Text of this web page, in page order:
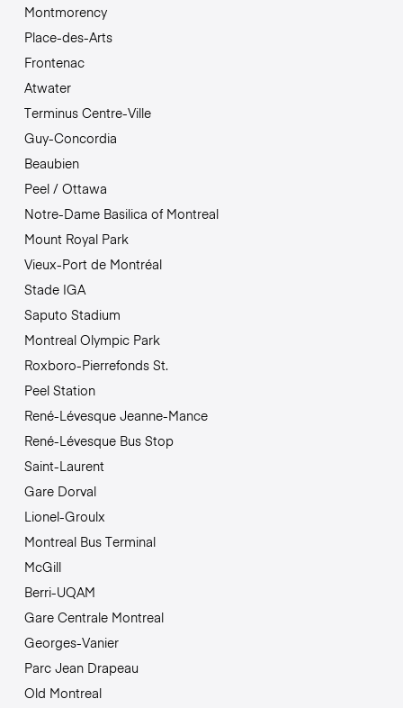
Montmorency
Place-des-Arts
Frontenac
Atwater
Terminus Centre-Ville
Guy-Concordia
Beaubien
Peel / Ottawa
Notre-Dame Basilica of Montreal
Mount Royal Park
Vieux-Port de Montréal
Stade IGA
Saputo Stadium
Montreal Olympic Park
Roxboro-Pierrefonds St.
Peel Station
René-Lévesque Jeanne-Mance
René-Lévesque Bus Stop
Saint-Laurent
Gare Dorval
Lionel-Groulx
Montreal Bus Terminal
McGill
Berri-UQAM
Gare Centrale Montreal
Georges-Vanier
Parc Jean Drapeau
Old Montreal